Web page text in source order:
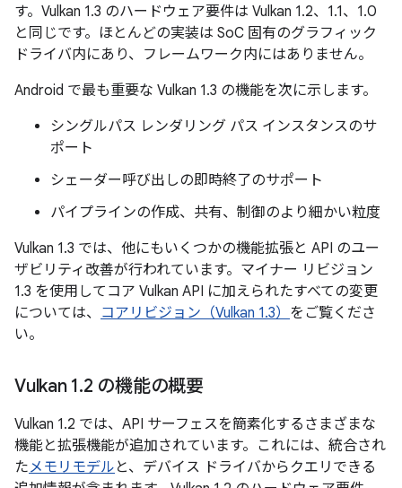
す。Vulkan 1.3 のハードウェア要件は Vulkan 1.2、1.1、1.0
と同じです。ほとんどの実装は SoC 固有のグラフィック
ドライバ内にあり、フレームワーク内にはありません。
Android で最も重要な Vulkan 1.3 の機能を次に示します。
シングルパス レンダリング パス インスタンスのサ
ポート
シェーダー呼び出しの即時終了のサポート
パイプラインの作成、共有、制御のより細かい粒度
Vulkan 1.3 では、他にもいくつかの機能拡張と API のユー
ザビリティ改善が行われています。マイナー リビジョン
1.3 を使用してコア Vulkan API に加えられたすべての変更
については、 コアリビジョン（Vulkan 1.3） をご覧くださ
い。
Vulkan 1.2 の機能の概要
Vulkan 1.2 では、API サーフェスを簡素化するさまざまな
機能と拡張機能が追加されています。これには、統合され
たメモリモデル と、デバイス ドライバからクエリできる